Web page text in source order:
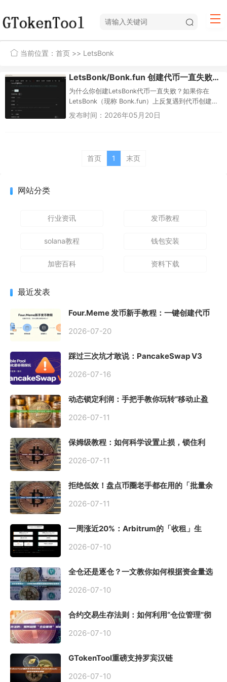
当前位置： 首页 >> LetsBonk
LetsBonk/Bonk.fun 创建代币一直失败？GTokenTool 开盘买入教程（新手完整指南）
为什么你创建LetsBonk代币一直失败？如果你在
LetsBonk（现称 Bonk.fun）上反复遇到代币创建失
败的问题，根本原因通常只有三个：钱包 SOL ...
发布时间：2026年05月20日
首页 1 末页
网站分类
行业资讯 发币教程
solana教程 钱包安装
加密百科 资料下载
最近发表
Four.Meme 发币新手教程：一键创建代币
2026-07-20
踩过三次坑才敢说：PancakeSwap V3
初始化
2026-07-16
动态锁定利润：手把手教你玩转“移动止盈
2026-07-11
保姆级教程：如何科学设置止损，锁住利
2026-07-11
拒绝低效！盘点币圈老手都在用的「批量余
2026-07-11
一周涨近20%：Arbitrum的「收租」生
2026-07-10
全仓还是逐仓？一文教你如何根据资金量选
2026-07-10
合约交易生存法则：如何利用“仓位管理”彻
2026-07-10
GTokenTool重磅支持罗宾汉链
2026-07-10